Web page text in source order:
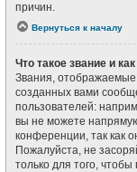
причин.
Вернуться к началу
Что такое звание и
Звания,
созданных вами
пользователей:
вы не можете
конференции, так как
Пожалуйста, не
только для того,